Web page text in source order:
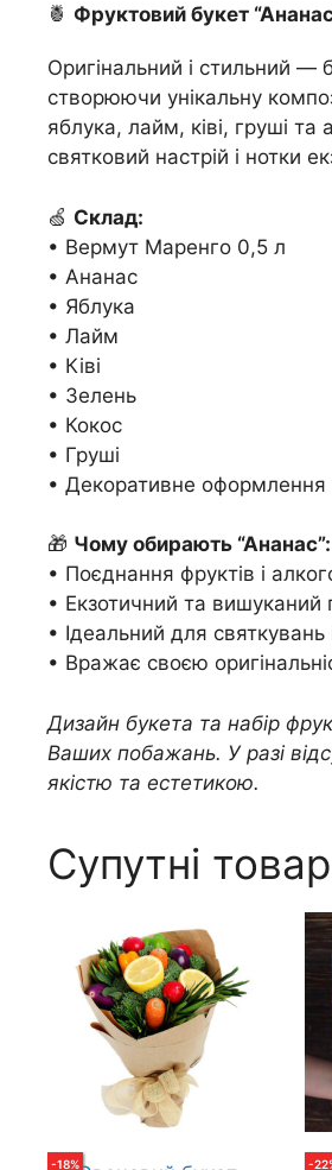
🍍 Фруктовий букет
Оригінальний і стильний —
створюючи унікальну
яблука, лайм, ківі, груші
святковий настрій і нотки
🍏 Склад:
• Вермут Маренго 0,5 л
• Ананас
• Яблука
• Лайм
• Ківі
• Зелень
• Кокос
• Груші
• Декоративне оформлення
🎁 Чому обирають “Ананас”:
• Поєднання фруктів і
• Екзотичний та вишуканий
• Ідеальний для святкувань
• Вражає своєю
Дизайн букета та набір
Ваших побажань. У разі
якістю та естетикою.
Супутні
-18% -22